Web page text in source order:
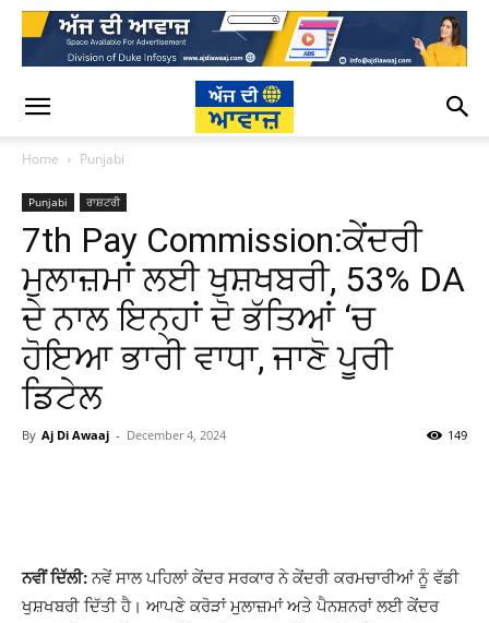
Home Punjabi
Punjabi ਰਾਸ਼ਟਰੀ
7th Pay Commission:ਕੇਂਦਰੀ
ਮੁਲਾਜ਼ਮਾਂ ਲਈ ਖੁਸ਼ਖਬਰੀ, 53% DA
ਦੇ ਨਾਲ ਇਨ੍ਹਾਂ ਦੋ ਭੱਤਿਆਂ ‘ਚ
ਹੋਇਆ ਭਾਰੀ ਵਾਧਾ, ਜਾਣੋ ਪੂਰੀ
ਡਿਟੇਲ
By Aj Di Awaaj - December 4, 2024 149
ਨਵੀਂ ਦਿੱਲੀ:ਨਵੇਂ ਸਾਲ ਪਹਿਲਾਂ ਕੇਂਦਰ ਸਰਕਾਰ ਨੇ ਕੇਂਦਰੀ ਕਰਮਚਾਰੀਆਂ ਨੂੰ ਵੱਡੀ
ਖੁਸ਼ਖਬਰੀ ਦਿੱਤੀ ਹੈ। ਆਪਣੇ ਕਰੋੜਾਂ ਮੁਲਾਜ਼ਮਾਂ ਅਤੇ ਪੈਨਸ਼ਨਰਾਂ ਲਈ ਕੇਂਦਰ